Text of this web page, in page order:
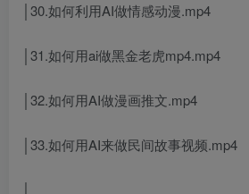
│30.如何利用AI做情感动漫.mp4
│31.如何用ai做黑金老虎mp4.mp4
│32.如何用AI做漫画推文.mp4
│33.如何用AI来做民间故事视频.mp4